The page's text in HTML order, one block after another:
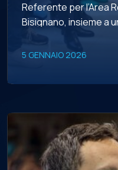
Referente per l’Area
Bisignano, insieme a
della Supercoppa di
Domenico e
5 GENNAIO 2026